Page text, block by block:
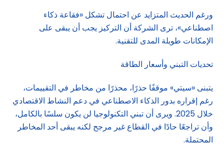
ورغم الحديث المتزايد عن احتمال تشكل «فقاعة ذكاء
اصطناعي»، ترى الشركة أن التركيز يجب أن يبقى على
الإمكانات طويلة المدى للتقنية.
تحديات التبني وأسعار الطاقة
يتبنى «سيتي» موقفًا حذرًا، محذرًا من مخاطر في التقييمات،
رغم إقراره بدور الذكاء الاصطناعي في دعم النشاط الاقتصادي
خلال 2025. ويرى أن تبني التكنولوجيا لن يكون سلسًا بالكامل،
وأن تراجعًا حادًا في القطاع غير مرجح لكنه يبقى أحد المخاطر
المحتملة.